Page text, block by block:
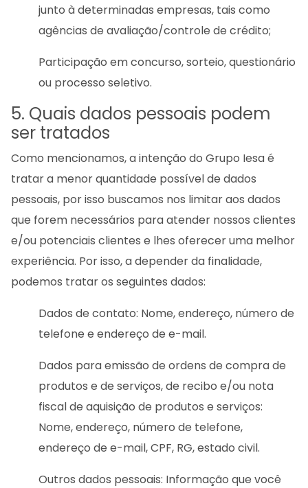
junto à determinadas empresas, tais como
agências de avaliação/controle de crédito;
Participação em concurso, sorteio, questionário
ou processo seletivo.
5. Quais dados pessoais podem
ser tratados
Como mencionamos, a intenção do Grupo Iesa é
tratar a menor quantidade possível de dados
pessoais, por isso buscamos nos limitar aos dados
que forem necessários para atender nossos clientes
e/ou potenciais clientes e lhes oferecer uma melhor
experiência. Por isso, a depender da finalidade,
podemos tratar os seguintes dados:
Dados de contato: Nome, endereço, número de
telefone e endereço de e-mail.
Dados para emissão de ordens de compra de
produtos e de serviços, de recibo e/ou nota
fiscal de aquisição de produtos e serviços:
Nome, endereço, número de telefone,
endereço de e-mail, CPF, RG, estado civil.
Outros dados pessoais: Informação que você